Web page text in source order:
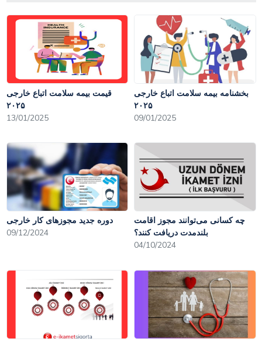
قیمت بیمه سلامت اتباع خارجی
۲۰۲۵
13/01/2025
بخشنامه بیمه سلامت اتباع خارجی
۲۰۲۵
09/01/2025
دوره جدید مجوزهای کار خارجی
09/12/2024
چه کسانی می‌توانند مجوز اقامت
بلندمدت دریافت کنند؟
04/10/2024